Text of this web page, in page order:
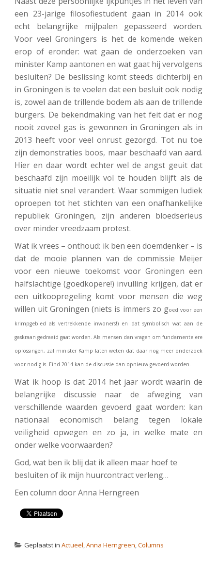
een 23-jarige filosofiestudent gaan in 2014 ook
echt belangrijke mijlpalen gepasseerd worden.
Voor veel Groningers is het de komende weken
erop of eronder: wat gaan de onderzoeken van
minister Kamp aantonen en wat gaat hij vervolgens
besluiten? De beslissing komt steeds dichterbij en
in Groningen is te voelen dat een besluit ook nodig
is, zowel aan de trillende bodem als aan de trillende
burgers. De bekendmaking van het feit dat er nog
nooit zoveel gas is gewonnen in Groningen als in
2013 heeft voor veel onrust gezorgd. Tot nu toe
zijn demonstraties boos, maar beschaafd van aard.
Hier en daar wordt echter wel de angst geuit dat
beschaafd zijn moeilijk vol te houden blijft als de
situatie niet snel verandert. Waar sommigen ludiek
oproepen tot het stichten van een onafhankelijke
republiek Groningen, zijn anderen bloedserieus
over minder vreedzaam protest.
Wat ik vrees – onthoud: ik ben een doemdenker – is
dat de mooie plannen van de commissie Meijer
voor een nieuwe toekomst voor Groningen een
halfslachtige (goedkopere!) invulling krijgen, dat er
een uitkoopregeling komt voor mensen die weg
willen uit Groningen (niets is immers zo goed voor een
krimpgebied als vertrekkende inwoners!) en dat symbolisch wat aan de
gaskraan gedraaid gaat worden. Als mensen dan vragen om fundamentelere
oplossingen, zal minister Kamp laten weten dat daar nog meer onderzoek
voor nodig is. Eind 2014 kan de discussie dan opnieuw gevoerd worden.
Wat ik hoop is dat 2014 het jaar wordt waarin de
belangrijke discussie naar de afweging van
verschillende waarden gevoerd gaat worden: kan
nationaal economisch belang tegen lokale
veiligheid opwegen en zo ja, in welke mate en
onder welke voorwaarden?
God, wat ben ik blij dat ik alleen maar hoef te
besluiten of ik mijn huurcontract verleng…
Een column door Anna Herngreen
Geplaatst in Actueel,Anna Herngreen,Columns